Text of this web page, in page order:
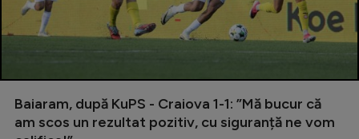
Baiaram, după KuPS - Craiova 1-1: ”Mă bucur că
am scos un rezultat pozitiv, cu siguranță ne vom